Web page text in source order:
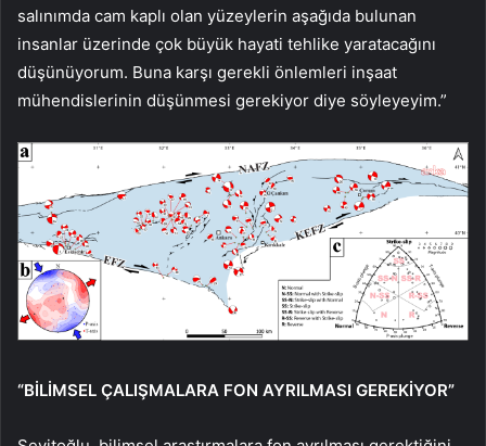
salınımda cam kaplı olan yüzeylerin aşağıda bulunan
insanlar üzerinde çok büyük hayati tehlike yaratacağını
düşünüyorum. Buna karşı gerekli önlemleri inşaat
mühendislerinin düşünmesi gerekiyor diye söyleyeyim.”
“BİLİMSEL ÇALIŞMALARA FON AYRILMASI GEREKİYOR”